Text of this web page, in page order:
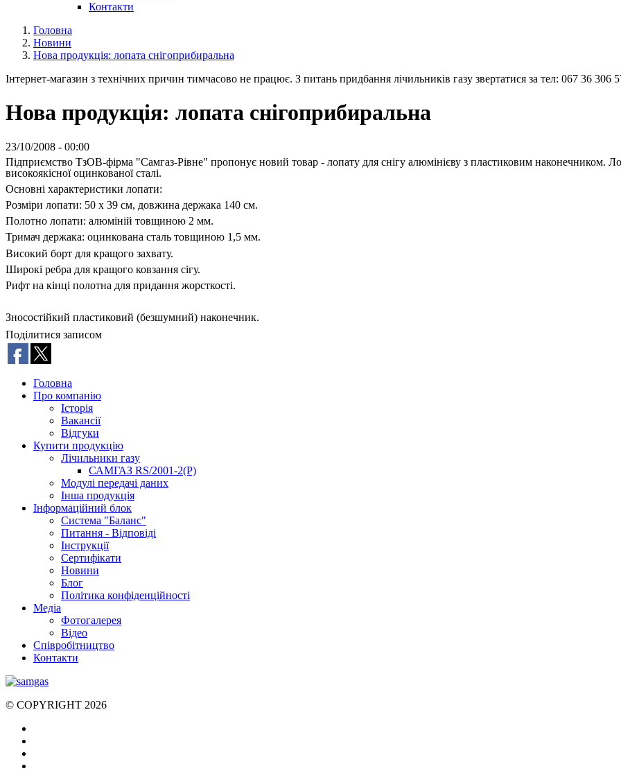
Контакти
Головна
Новини
Нова продукція: лопата снігоприбиральна
Інтернет-магазин з технічних причин тимчасово не працює. З питань придбання лічильників газу звертатися за тел: 067 36 306
Нова продукція: лопата снігоприбиральна
23/10/2008 - 00:00
Підприємство ТзОВ-фірма "Самгаз-Рівне" пропонує новий товар - лопату для снігу алюмінієву з пластиковим наконечником.
високоякісної оцинкованої сталі.
Основні характеристики лопати:
Розміри лопати: 50 х 39 см, довжина держака 140 см.
Полотно лопати: алюміній товщиною 2 мм.
Тримач держака: оцинкована сталь товщиною 1,5 мм.
Високий борт для кращого захвату.
Широкі ребра для кращого ковзання сігу.
Рифт на кінці полотна для придання жорсткості.
Зносостійкий пластиковий (безшумний) наконечник.
Поділитися записом
Головна
Про компанію
Історія
Вакансії
Відгуки
Купити продукцію
Лічильники газу
САМГАЗ RS/2001-2(Р)
Модулі передачі даних
Інша продукція
Інформаційний блок
Система "Баланс"
Питання - Відповіді
Інструкції
Сертифікати
Новини
Блог
Політика конфіденційності
Медіа
Фотогалерея
Відео
Співробітництво
Контакти
© COPYRIGHT 2026